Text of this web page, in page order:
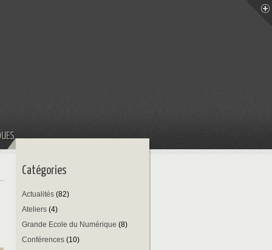
Catégories
Actualités (82)
Ateliers (4)
Grande Ecole du Numérique (8)
Conférences (10)